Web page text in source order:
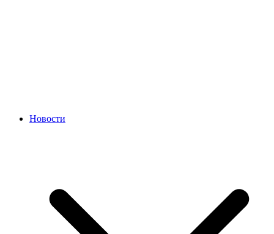
Новости